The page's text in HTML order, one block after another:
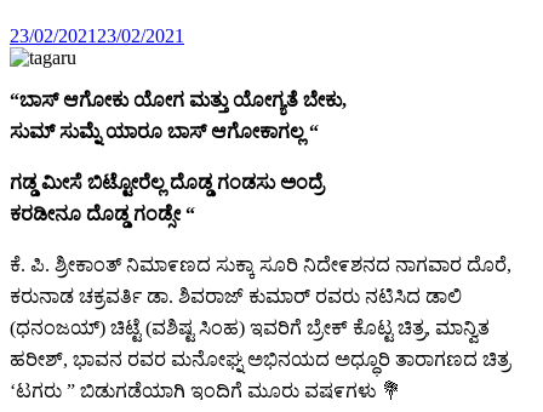
23/02/2021 23/02/2021
“ಬಾಸ್ ಆಗೋಕು ಯೋಗ ಮತ್ತು ಯೋಗ್ಯತೆ ಬೇಕು,
ಸುಮ್ ಸುಮ್ನೆ ಯಾರೂ ಬಾಸ್ ಆಗೋಕಾಗಲ್ಲ “
ಗಡ್ಡ ಮೀಸೆ ಬಿಟ್ಟೋರೆಲ್ಲ ದೊಡ್ಡ ಗಂಡಸು ಅಂದ್ರೆ
ಕರಡೀನೂ ದೊಡ್ಡ ಗಂಡ್ಸೇ “
ಕೆ. ಪಿ. ಶ್ರೀಕಾಂತ್ ನಿಮಾ೯ಣದ ಸುಕ್ಕಾ ಸೂರಿ ನಿದೇ೯ಶನದ ನಾಗವಾರ ದೊರೆ,
ಕರುನಾಡ ಚಕ್ರವರ್ತಿ ಡಾ. ಶಿವರಾಜ್ ಕುಮಾರ್ ರವರು ನಟಿಸಿದ ಡಾಲಿ
(ಧನಂಜಯ್) ಚಿಟ್ಟೆ (ವಶಿಷ್ಟ ಸಿಂಹ) ಇವರಿಗೆ ಬ್ರೇಕ್ ಕೊಟ್ಟ ಚಿತ್ರ, ಮಾನ್ವಿತ
ಹರೀಶ್, ಭಾವನ ರವರ ಮನೋಘ್ನ ಅಭಿನಯದ ಅಧ್ಧೂರಿ ತಾರಾಗಣದ ಚಿತ್ರ
‘ಟಗರು ” ಬಿಡುಗಡೆಯಾಗಿ ಇಂದಿಗೆ ಮೂರು ವಷ೯ಗಳು 💐